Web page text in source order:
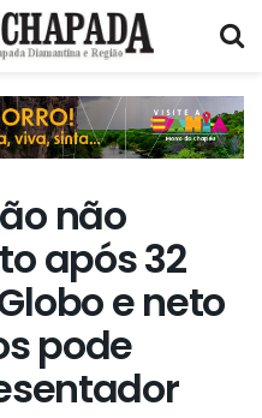
não
após 32
e neto
pode